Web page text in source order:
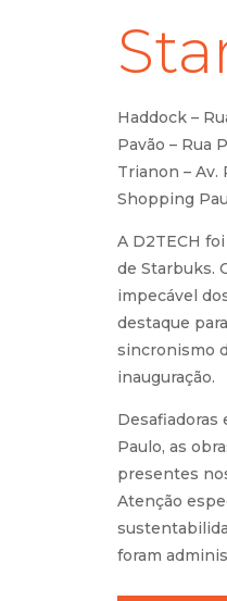
Haddock –
Pavão – Rua
Trianon – Av.
Shopping
A D2TECH
de Starbuks.
impecável
destaque
sincronismo
inauguração.
Desafiadoras
Paulo, as
presentes
Atenção
foram